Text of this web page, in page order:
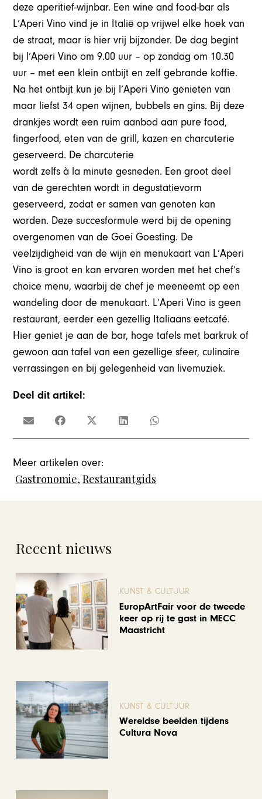
deze aperitief-wijnbar. Een wine and food-bar als
L’Aperi Vino vind je in Italië op vrijwel elke hoek van
de straat, maar is hier vrij bijzonder. De dag begint
bij l’Aperi Vino om 9.00 uur – op zondag om 10.30
uur – met een klein ontbijt en zelf gebrande koffie.
Na het ontbijt kun je bij l’Aperi Vino genieten van
maar liefst 34 open wijnen, bubbels en gins. Bij deze
drankjes wordt een ruim aanbod aan pure food,
fingerfood, eten van de grill, kazen en charcuterie
geserveerd. De charcuterie
wordt zelfs à la minute gesneden. Een groot deel
van de gerechten wordt in degustatievorm
geserveerd, zodat er samen van genoten kan
worden. Deze succesformule werd bij de opening
overgenomen van de Goei Goesting. De
veelzijdigheid van de wijn en menukaart van L’Aperi
Vino is groot en kan ervaren worden met het chef’s
choice menu, waarbij de chef je meeneemt op een
wandeling door de menukaart. L’Aperi Vino is geen
restaurant, eerder een gezellig Italiaans eetcafé.
Hier geniet je aan de bar, hoge tafels met barkruk of
gewoon aan tafel van een gezellige sfeer, culinaire
verrassingen en bij gelegenheid van livemuziek.
Deel dit artikel:
Meer artikelen over:
Gastronomie,Restaurantgids
Recent nieuws
KUNST & CULTUUR
EuropArtFair voor de tweede
keer op rij te gast in MECC
Maastricht
KUNST & CULTUUR
Wereldse beelden tijdens
Cultura Nova